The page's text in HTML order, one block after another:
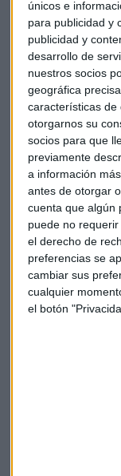
únicos e
para publicidad y
publicidad y
desarrollo de
nuestros socios
geográfica
características de
otorgarnos su
socios para que
previamente
a información
antes de otorgar
cuenta que algún
puede no
el derecho de
preferencias se
cambiar sus
cualquier
el botón
crédito prevé un
2,8%, con las
mercados
Estados Unidos
comportamiento
zona euro será
escenario de
contempla
Ucrania, la
situación en torno
intensificará la
China.
El informe
está rodeada
especialmente